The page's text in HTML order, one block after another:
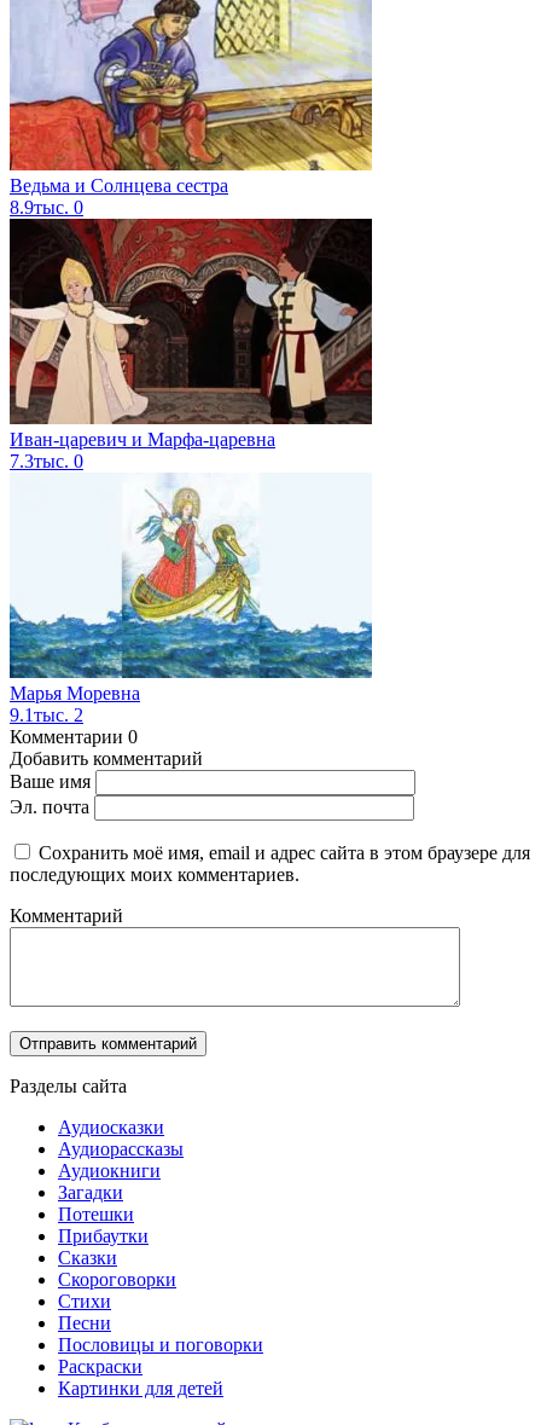
Ведьма и Солнцева сестра
8.9тыс. 0
Иван-царевич и Марфа-царевна
7.3тыс. 0
Марья Моревна
9.1тыс. 2
Комментарии 0
Добавить комментарий
Ваше имя
Эл. почта
Сохранить моё имя, email и адрес сайта в этом браузере для
последующих моих комментариев.
Комментарий
Разделы сайта
Аудиосказки
Аудиорассказы
Аудиокниги
Загадки
Потешки
Прибаутки
Сказки
Скороговорки
Стихи
Песни
Пословицы и поговорки
Раскраски
Картинки для детей